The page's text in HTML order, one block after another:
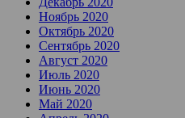
Ноябрь 2020
Октябрь 2020
Сентябрь 2020
Август 2020
Июль 2020
Июнь 2020
Май 2020